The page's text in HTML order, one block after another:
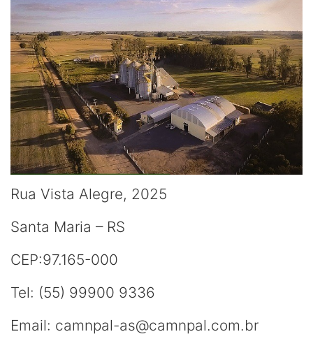
Rua Vista Alegre, 2025
Santa Maria – RS
CEP:97.165-000
Tel: (55) 99900 9336
Email: camnpal-as@camnpal.com.br